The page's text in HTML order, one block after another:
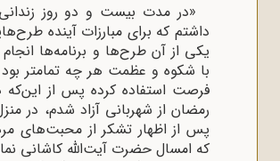
«در مدت بیست و دو روز
داشتم که برای مبارزات آینده
یکی از آن طرح‌ها و برنامه‌ها
با شکوه و عظمت هر چه تمامتر
رمضان از شهربانی آزاد شدم، در
پس از اظهار تشکر از محبت‌های
که امسال حضرت آیت‌الله کاشانی